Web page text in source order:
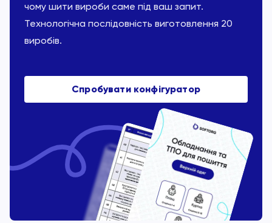
чому шити вироби саме під ваш запит.
Технологічна послідовність виготовлення 20
виробів.
Спробувати конфігуратор